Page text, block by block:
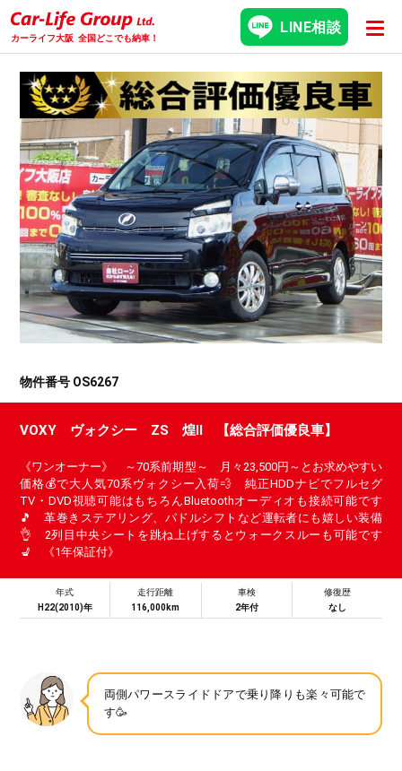
カーライフ大阪 全国どこでも納車！
LINE相談
物件番号 OS6267
VOXY ヴォクシー ZS 煌Ⅱ 【総合評価優良車】
《ワンオーナー》 ～70系前期型～ 月々23,500円～とお求めやすい
価格💰で大人気70系ヴォクシー入荷💨 純正HDDナビでフルセグ
TV・DVD視聴可能はもちろんBluetoothオーディオも接続可能です
🎵 革巻きステアリング、パドルシフトなど運転者にも嬉しい装備
👌 2列目中央シートを跳ね上げするとウォークスルーも可能です
💺 《1年保証付》
年式
H22(2010)年
走行距離
116,000km
車検
2年付
修復歴
なし
両側パワースライドドアで乗り降りも楽々可能で
す🥳